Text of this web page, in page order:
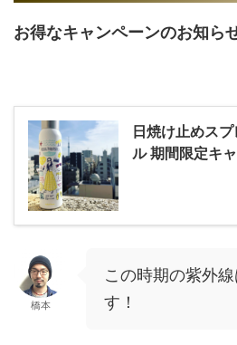
お得なキャンペーンのお知ら
日焼け止めス
ル 期間限定キ
橋本
この時期の紫外
す！